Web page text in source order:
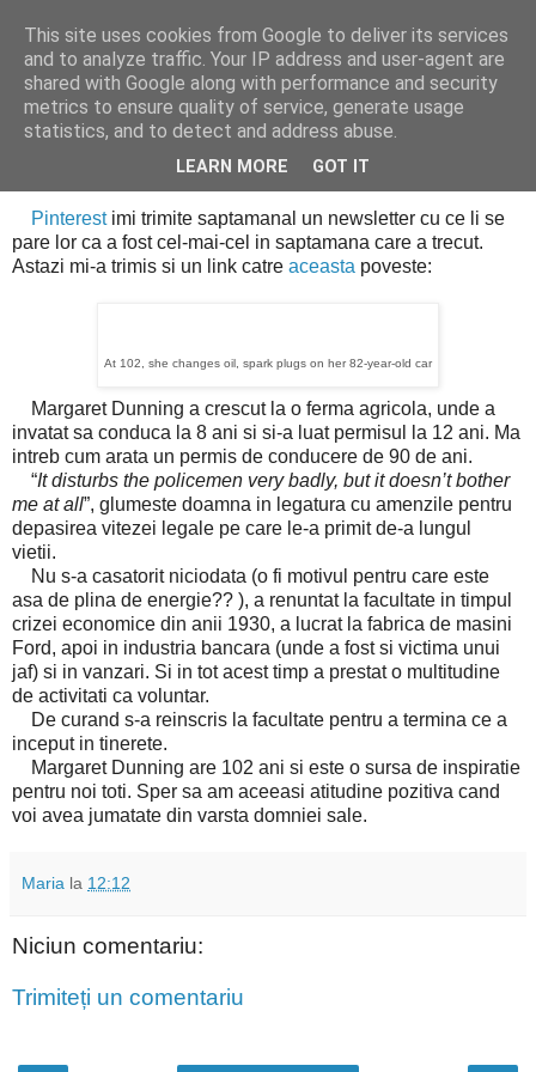
Cealalta realitate
luni, octombrie 08, 2012
Pinterestimi trimite saptamanal un newsletter cu ce li se
pare lor ca a fost cel-mai-cel in saptamana care a trecut.
Astazi mi-a trimis si un link catre aceasta poveste:
At 102, she changes oil, spark plugs on her 82-year-old car
Margaret Dunning a crescut la o ferma agricola, unde a
invatat sa conduca la 8 ani si si-a luat permisul la 12 ani. Ma
intreb cum arata un permis de conducere de 90 de ani.
“It disturbs the policemen very badly, but it doesn’t bother
me at all”, glumeste doamna in legatura cu amenzile pentru
depasirea vitezei legale pe care le-a primit de-a lungul
vietii.
Nu s-a casatorit niciodata (o fi motivul pentru care este
asa de plina de energie?? ), a renuntat la facultate in timpul
crizei economice din anii 1930, a lucrat la fabrica de masini
Ford, apoi in industria bancara (unde a fost si victima unui
jaf) si in vanzari. Si in tot acest timp a prestat o multitudine
de activitati ca voluntar.
De curand s-a reinscris la facultate pentru a termina ce a
inceput in tinerete.
Margaret Dunning are 102 ani si este o sursa de inspiratie
pentru noi toti. Sper sa am aceeasi atitudine pozitiva cand
voi avea jumatate din varsta domniei sale.
Maria la 12:12
Niciun comentariu:
Trimiteți un comentariu
This site uses cookies from Google to deliver its services
and to analyze traffic. Your IP address and user-agent are
shared with Google along with performance and security
metrics to ensure quality of service, generate usage
statistics, and to detect and address abuse.
LEARN MORE GOT IT